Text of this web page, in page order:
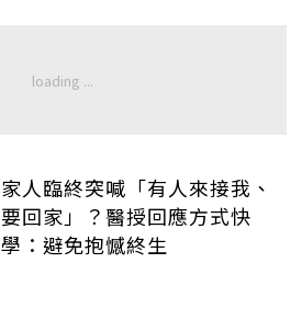
家人臨終突喊「有人來接我、
要回家」？醫授回應方式快
學：避免抱憾終生